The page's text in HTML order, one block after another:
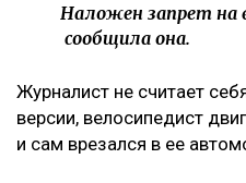
Наложен запрет на
сообщила она.
Журналист не считает
версии, велосипедист
и сам врезался в ее